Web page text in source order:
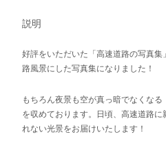
説明
好評をいただいた「高速道路の写真
路風景にした写真集になりました！
もちろん夜景も空が真っ暗でなくな
を収めております。日頃、高速道路
れない光景をお届けいたします！